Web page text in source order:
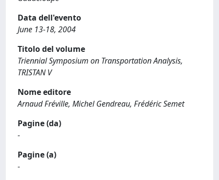
Data dell'evento
June 13-18, 2004
Titolo del volume
Triennial Symposium on Transportation Analysis,
TRISTAN V
Nome editore
Arnaud Fréville, Michel Gendreau, Frédéric Semet
Pagine (da)
-
Pagine (a)
-